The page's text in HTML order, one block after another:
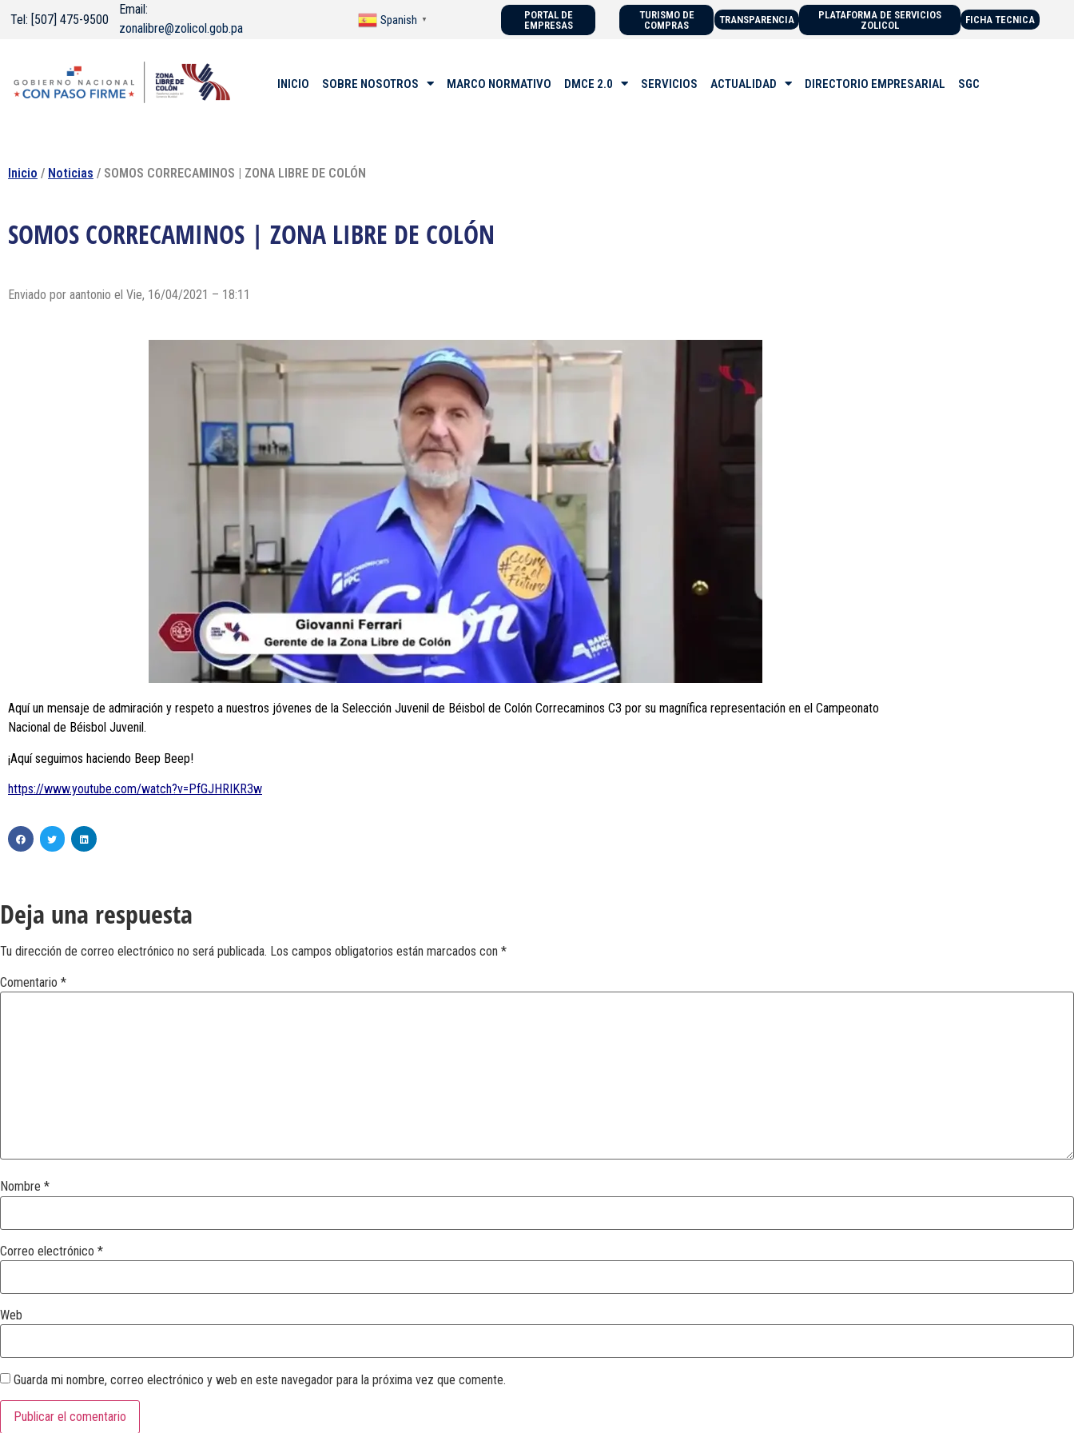
Tel: [507] 475-9500
Email:
zonalibre@zolicol.gob.pa
Spanish ▼
PORTAL DE
EMPRESAS
TURISMO DE
COMPRAS
TRANSPARENCIA
PLATAFORMA DE SERVICIOS
ZOLICOL
FICHA TECNICA
INICIO SOBRE NOSOTROS MARCO NORMATIVO DMCE 2.0 SERVICIOS ACTUALIDAD DIRECTORIO EMPRESARIAL SGC
Inicio / Noticias / SOMOS CORRECAMINOS | ZONA LIBRE DE COLÓN
SOMOS CORRECAMINOS | ZONA LIBRE DE COLÓN
Enviado por aantonio el Vie, 16/04/2021 – 18:11
Aquí un mensaje de admiración y respeto a nuestros jóvenes de la Selección Juvenil de Béisbol de Colón Correcaminos C3 por su magnífica representación en el Campeonato
Nacional de Béisbol Juvenil.
¡Aquí seguimos haciendo Beep Beep!
https://www.youtube.com/watch?v=PfGJHRIKR3w
Deja una respuesta
Tu dirección de correo electrónico no será publicada. Los campos obligatorios están marcados con *
Comentario *
Nombre *
Correo electrónico *
Web
Guarda mi nombre, correo electrónico y web en este navegador para la próxima vez que comente.